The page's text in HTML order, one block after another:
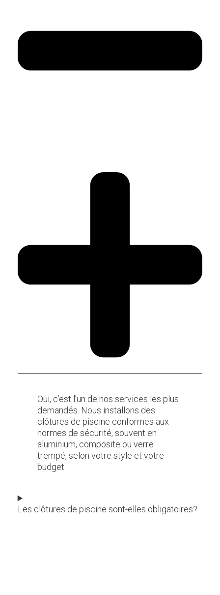
Oui, c’est l’un de nos services les plus
demandés. Nous installons des
clôtures de piscine conformes aux
normes de sécurité, souvent en
aluminium, composite ou verre
trempé, selon votre style et votre
budget.
Les clôtures de piscine sont-elles obligatoires?